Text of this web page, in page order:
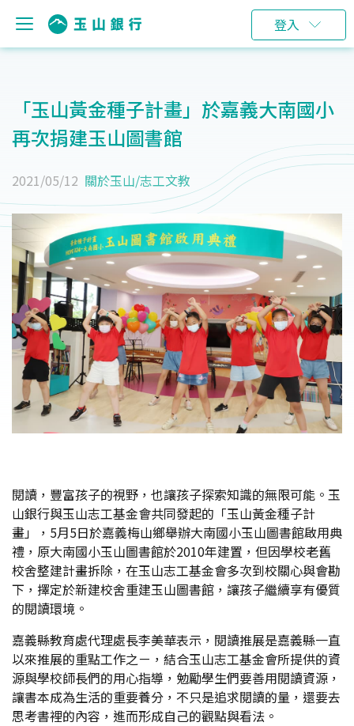
登入
「玉山黃金種子計畫」於嘉義大南國小
再次捐建玉山圖書館
2021/05/12 關於玉山/志工文教
閱讀，豐富孩子的視野，也讓孩子探索知識的無限可能。玉
山銀行與玉山志工基金會共同發起的「玉山黃金種子計
畫」，5月5日於嘉義梅山鄉舉辦大南國小玉山圖書館啟用典
禮，原大南國小玉山圖書館於2010年建置，但因學校老舊
校舍整建計畫拆除，在玉山志工基金會多次到校關心與會勘
下，擇定於新建校舍重建玉山圖書館，讓孩子繼續享有優質
的閱讀環境。
嘉義縣教育處代理處長李美華表示，閱讀推展是嘉義縣一直
以來推展的重點工作之ㄧ，結合玉山志工基金會所提供的資
源與學校師長們的用心指導，勉勵學生們要善用閱讀資源，
讓書本成為生活的重要養分，不只是追求閱讀的量，還要去
思考書裡的內容，進而形成自己的觀點與看法。